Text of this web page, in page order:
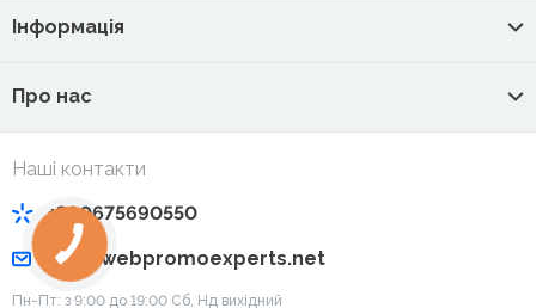
Інформація
Про нас
Наші контакти
+380675690550
info@webpromoexperts.net
Пн-Пт: з 9:00 до 19:00 Cб, Нд вихідний